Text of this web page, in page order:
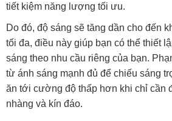
tiết kiệm năng lượng tối ưu.
Do đó, độ sáng sẽ tăng dần cho đến
tối đa, điều này giúp bạn có thể thiết
sáng theo nhu cầu riêng của bạn.
từ ánh sáng mạnh đủ để chiếu sáng
ăn tới cường độ thấp hơn khi chỉ cần
nhàng và kín đáo.